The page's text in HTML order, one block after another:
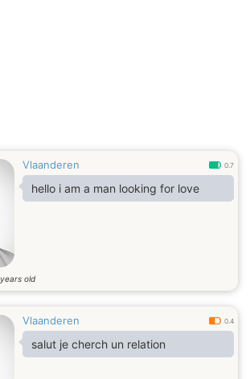
Vlaanderen 0.7
hello i am a man looking for love
years old
Vlaanderen 0.4
salut je cherch un relation